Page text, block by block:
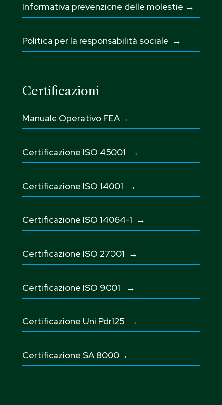
Informativa prevenzione delle molestie →
Politica per la responsabilità sociale →
Certificazioni
Manuale Operativo FEA→
Certificazione ISO 45001 →
Certificazione ISO 14001 →
Certificazione ISO 14064-1 →
Certificazione ISO 27001 →
Certificazione ISO 9001 →
Certificazione Uni Pdr125 →
Certificazione SA 8000→